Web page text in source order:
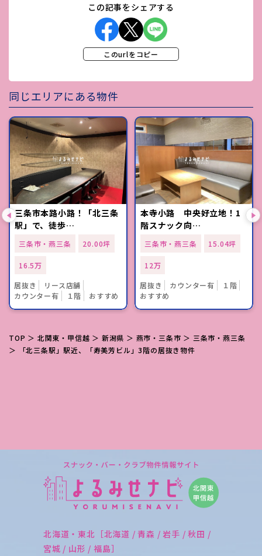
この記事をシェアする
このurlをコピー
同じエリアにある物件
三条市本路小路！「北三条
駅」で、徒歩…
三条市・燕三条 20.00坪
16.5万
居抜き
リース店舗
カウンター有
１階 おすすめ
本寺小路 中央好立地！1
階スナック向…
三条市・燕三条 15.04坪
12万
居抜き
カウンター有
１階
おすすめ
TOP ＞ 北関東・甲信越 ＞ 新潟県 ＞ 燕市・三条市 ＞ 三条市・燕三条
＞ 「北三条駅」駅近、「寿美芳ビル」3階の居抜き物件
北海道・東北［北海道 / 青森 / 岩手 / 秋田 /
宮城 / 山形 / 福島］